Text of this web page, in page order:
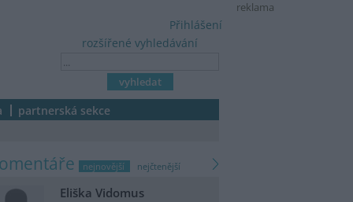
reklama
rozšířené vyhledávání
Přihlášení
partnerská sekce
nejnovější nejčtenější
Eliška Vidomus